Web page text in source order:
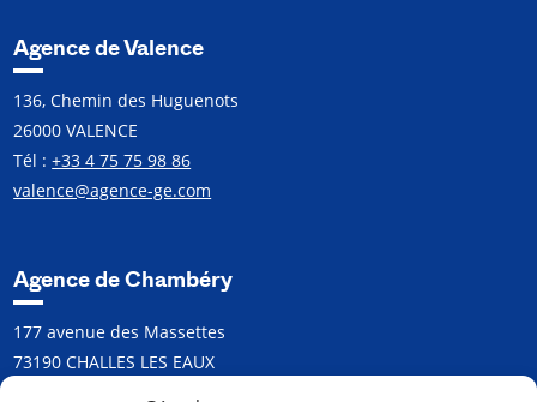
Agence de Valence
136, Chemin des Huguenots
26000 VALENCE
Tél :+33 4 75 75 98 86
valence@agence-ge.com
Agence de Chambéry
177 avenue des Massettes
73190 CHALLES LES EAUX